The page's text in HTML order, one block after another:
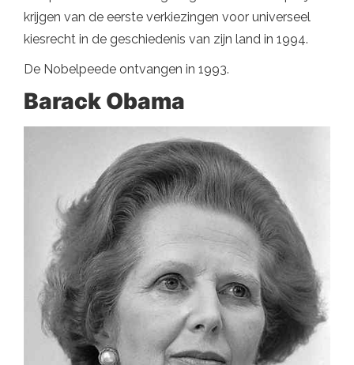
krijgen van de eerste verkiezingen voor universeel
kiesrecht in de geschiedenis van zijn land in 1994.
De Nobelpeede ontvangen in 1993.
Barack Obama